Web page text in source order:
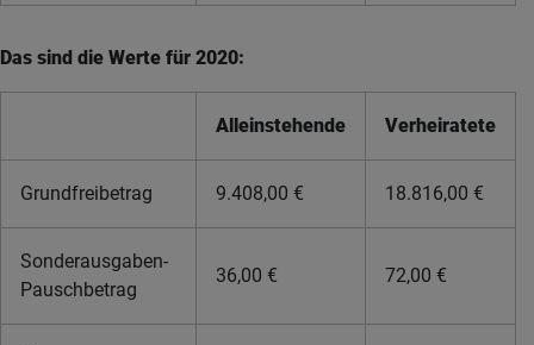
Das sind die Werte für 2020:
Alleinstehende Verheiratete
Grundfreibetrag 9.408,00 € 18.816,00 €
Sonderausgaben-
Pauschbetrag
36,00 € 72,00 €